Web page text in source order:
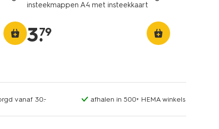
insteekmappen A4 met insteekkaart
3.
79
vanaf 30.- afhalen in 500+ HEMA winkels